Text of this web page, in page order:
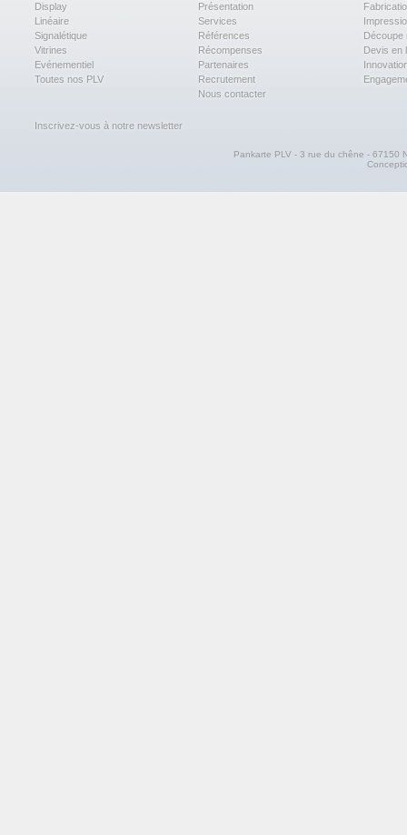
Display
Linéaire
Signalétique
Vitrines
Evénementiel
Toutes nos PLV
Présentation
Services
Références
Récompenses
Partenaires
Recrutement
Nous contacter
Découpe
Devis en
Inscrivez-vous à notre newsletter
Pankarte PLV - 3 rue du chêne - 67150